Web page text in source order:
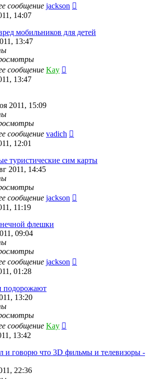
сообщение jackson
14:07
мобильников для детей
13:47
сообщение Kay
13:47
2011, 15:09
сообщение vadich
12:01
туристические сим карты
2011, 14:45
сообщение jackson
11:19
флешки
09:04
сообщение jackson
01:28
подорожают
13:20
сообщение Kay
13:42
и говорю что 3D фильмы и телевизоры -
22:36